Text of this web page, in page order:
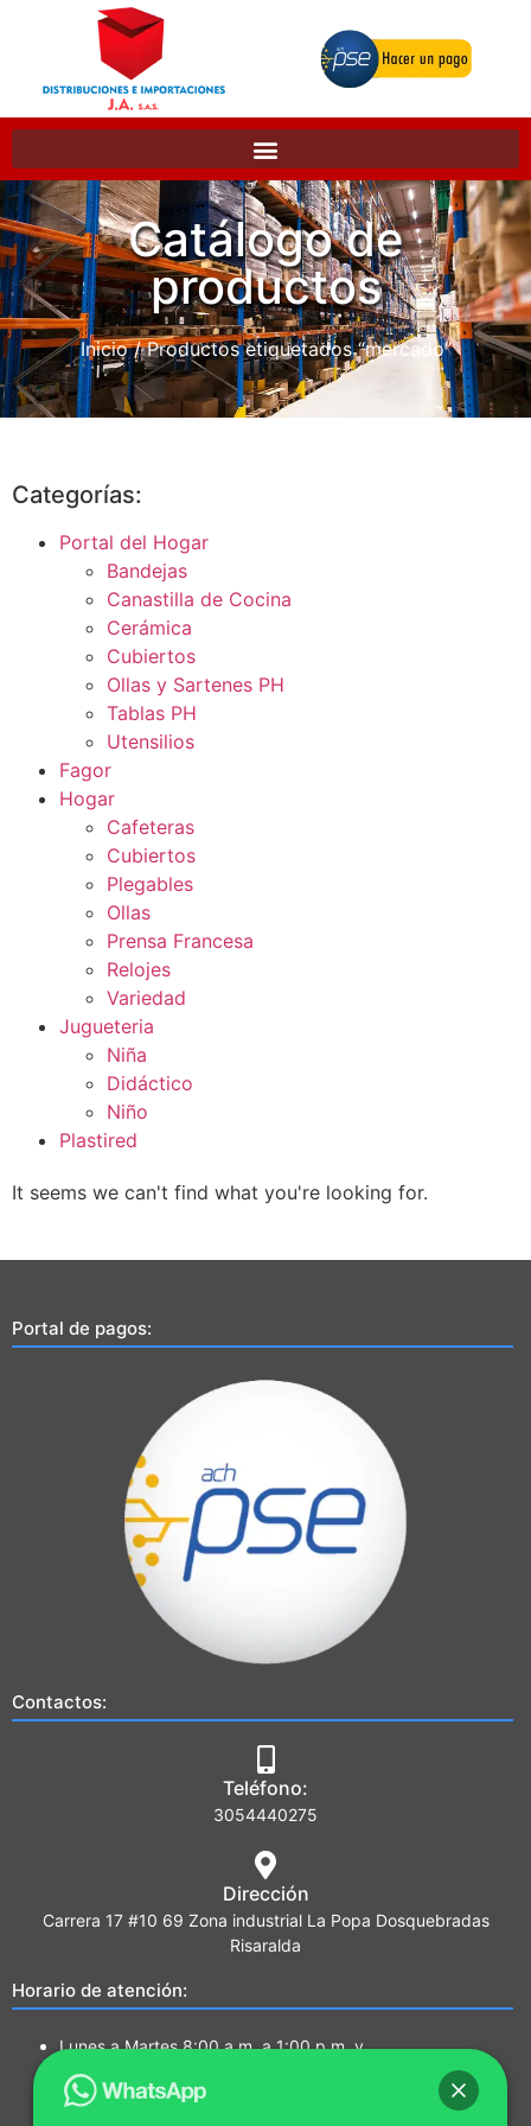
Catálogo de
productos
Inicio/ Productos etiquetados “mercado”
Categorías:
Portal del Hogar
Bandejas
Canastilla de Cocina
Cerámica
Cubiertos
Ollas y Sartenes PH
Tablas PH
Utensilios
Fagor
Hogar
Cafeteras
Cubiertos
Plegables
Ollas
Prensa Francesa
Relojes
Variedad
Jugueteria
Niña
Didáctico
Niño
Plastired
It seems we can't find what you're looking for.
Portal de pagos:
Contactos:
Teléfono:
3054440275
Dirección
Carrera 17 #10 69 Zona industrial La Popa Dosquebradas
Risaralda
Horario de atención:
Lunes a Martes 8:00 a.m. a 1:00 p.m. y
2:00 p.m. a 5:00 p.m.
Miércoles a Jueves 7:00a.m a 1:00 p.m. y